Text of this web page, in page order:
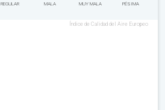
REGULAR MALA MUY MALA PÉSIMA
Índice de Calidad del Aire Europeo